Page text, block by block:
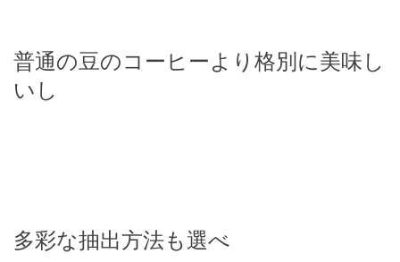
普通の豆のコーヒーより格別に美味し
いし
多彩な抽出方法も選べ